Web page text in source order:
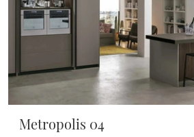
Metropolis 04